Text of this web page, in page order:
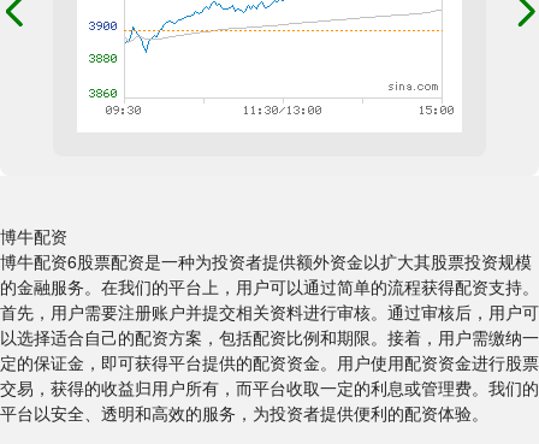
博牛配资
博牛配资6股票配资是一种为投资者提供额外资金以扩大其股票投资规模
的金融服务。在我们的平台上，用户可以通过简单的流程获得配资支持。
首先，用户需要注册账户并提交相关资料进行审核。通过审核后，用户可
以选择适合自己的配资方案，包括配资比例和期限。接着，用户需缴纳一
定的保证金，即可获得平台提供的配资资金。用户使用配资资金进行股票
交易，获得的收益归用户所有，而平台收取一定的利息或管理费。我们的
平台以安全、透明和高效的服务，为投资者提供便利的配资体验。